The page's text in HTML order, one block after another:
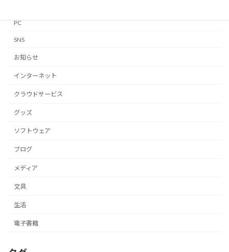
PC
SNS
お知らせ
インターネット
クラウドサービス
グッズ
ソフトウェア
ブログ
メディア
文具
生活
電子書籍